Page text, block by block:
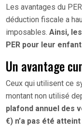
Les avantages du
déduction fiscale a
imposables. Ainsi,
PER pour leur
Un avantage
Ceux qui utilisent ce
montant non utilisé
plafond annuel des
€) n’a pas été